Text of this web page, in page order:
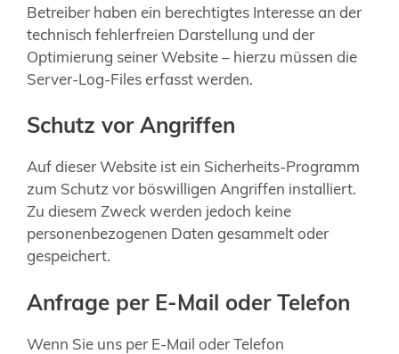
Betreiber haben ein berechtigtes Interesse an der
technisch fehlerfreien Darstellung und der
Optimierung seiner Website – hierzu müssen die
Server-Log-Files erfasst werden.
Schutz vor Angriffen
Auf dieser Website ist ein Sicherheits-Programm
zum Schutz vor böswilligen Angriffen installiert.
Zu diesem Zweck werden jedoch keine
personenbezogenen Daten gesammelt oder
gespeichert.
Anfrage per E-Mail oder Telefon
Wenn Sie uns per E-Mail oder Telefon